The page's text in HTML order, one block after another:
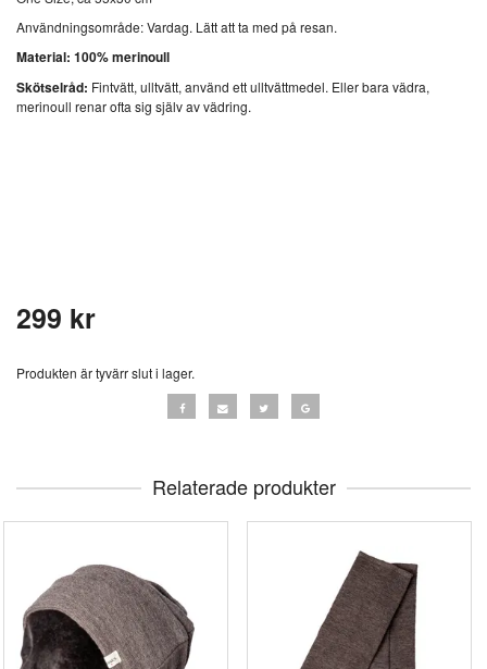
Användningsområde: Vardag. Lätt att ta med på resan.
Material: 100% merinoull
Skötselråd: Fintvätt, ulltvätt, använd ett ulltvättmedel. Eller bara vädra,
merinoull renar ofta sig själv av vädring.
299 kr
Produkten är tyvärr slut i lager.
Relaterade produkter